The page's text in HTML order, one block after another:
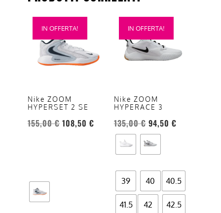
IN OFFERTA!
Nike ZOOM
HYPERSET 2 SE
155,00€ 108,50 €
Questo
prodotto
opzioni
possono
essere
prodotto
IN OFFERTA!
Nike ZOOM
HYPERACE 3
135,00€ 94,50 €
39 40 40.5
41.5 42 42.5
Questo
prodotto
opzioni
possono
essere
scelte
nella
del
prodotto